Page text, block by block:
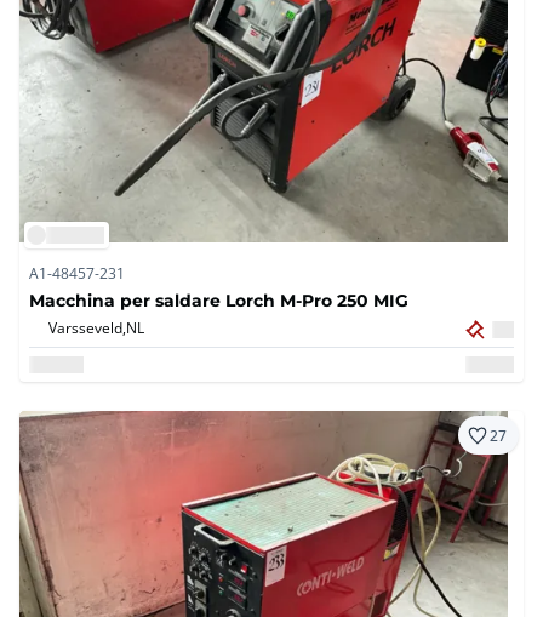
A1-48457-231
Macchina per saldare Lorch M-Pro 250 MIG
Varsseveld,NL
27